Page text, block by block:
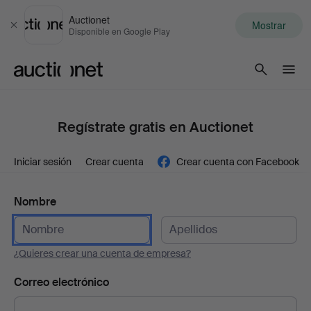
Cerrar
Auctionet
Disponible en Google Play Mostrar
Regístrate gratis en Auctionet
Iniciar sesión Crear cuenta Crear cuenta con Facebook
Nombre
¿Quieres crear una cuenta de empresa?
Correo electrónico